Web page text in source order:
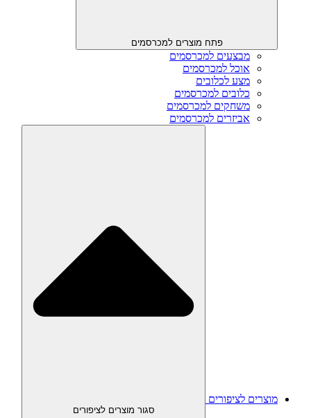
פתח מוצרים למכרסמים
מבצעים למכרסמים
אוכל למכרסמים
מצע לכלובים
כלובים למכרסמים
משחקים למכרסמים
אביזרים למכרסמים
מוצרים לציפורים
סגור מוצרים לציפורים